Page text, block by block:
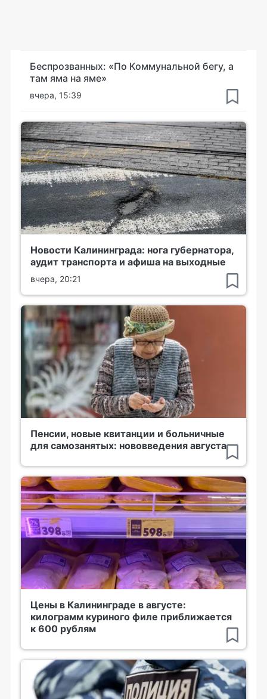
Беспрозванных: «По Коммунальной бегу, а
там яма на яме»
вчера, 15:39
Новости Калининграда: нога губернатора,
аудит транспорта и афиша на выходные
вчера, 20:21
Пенсии, новые квитанции и больничные
для самозанятых: нововведения августа
Цены в Калининграде в августе:
килограмм куриного филе приближается
к 600 рублям